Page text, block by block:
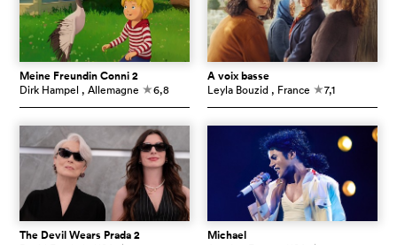
Meine Freundin Conni 2
Dirk Hampel , Allemagne c6,8
À voix basse
Leyla Bouzid , France c7,1
The Devil Wears Prada 2 Michael